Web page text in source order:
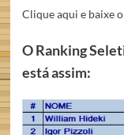
Clique aqui e baixe
O Ranking
está assim: